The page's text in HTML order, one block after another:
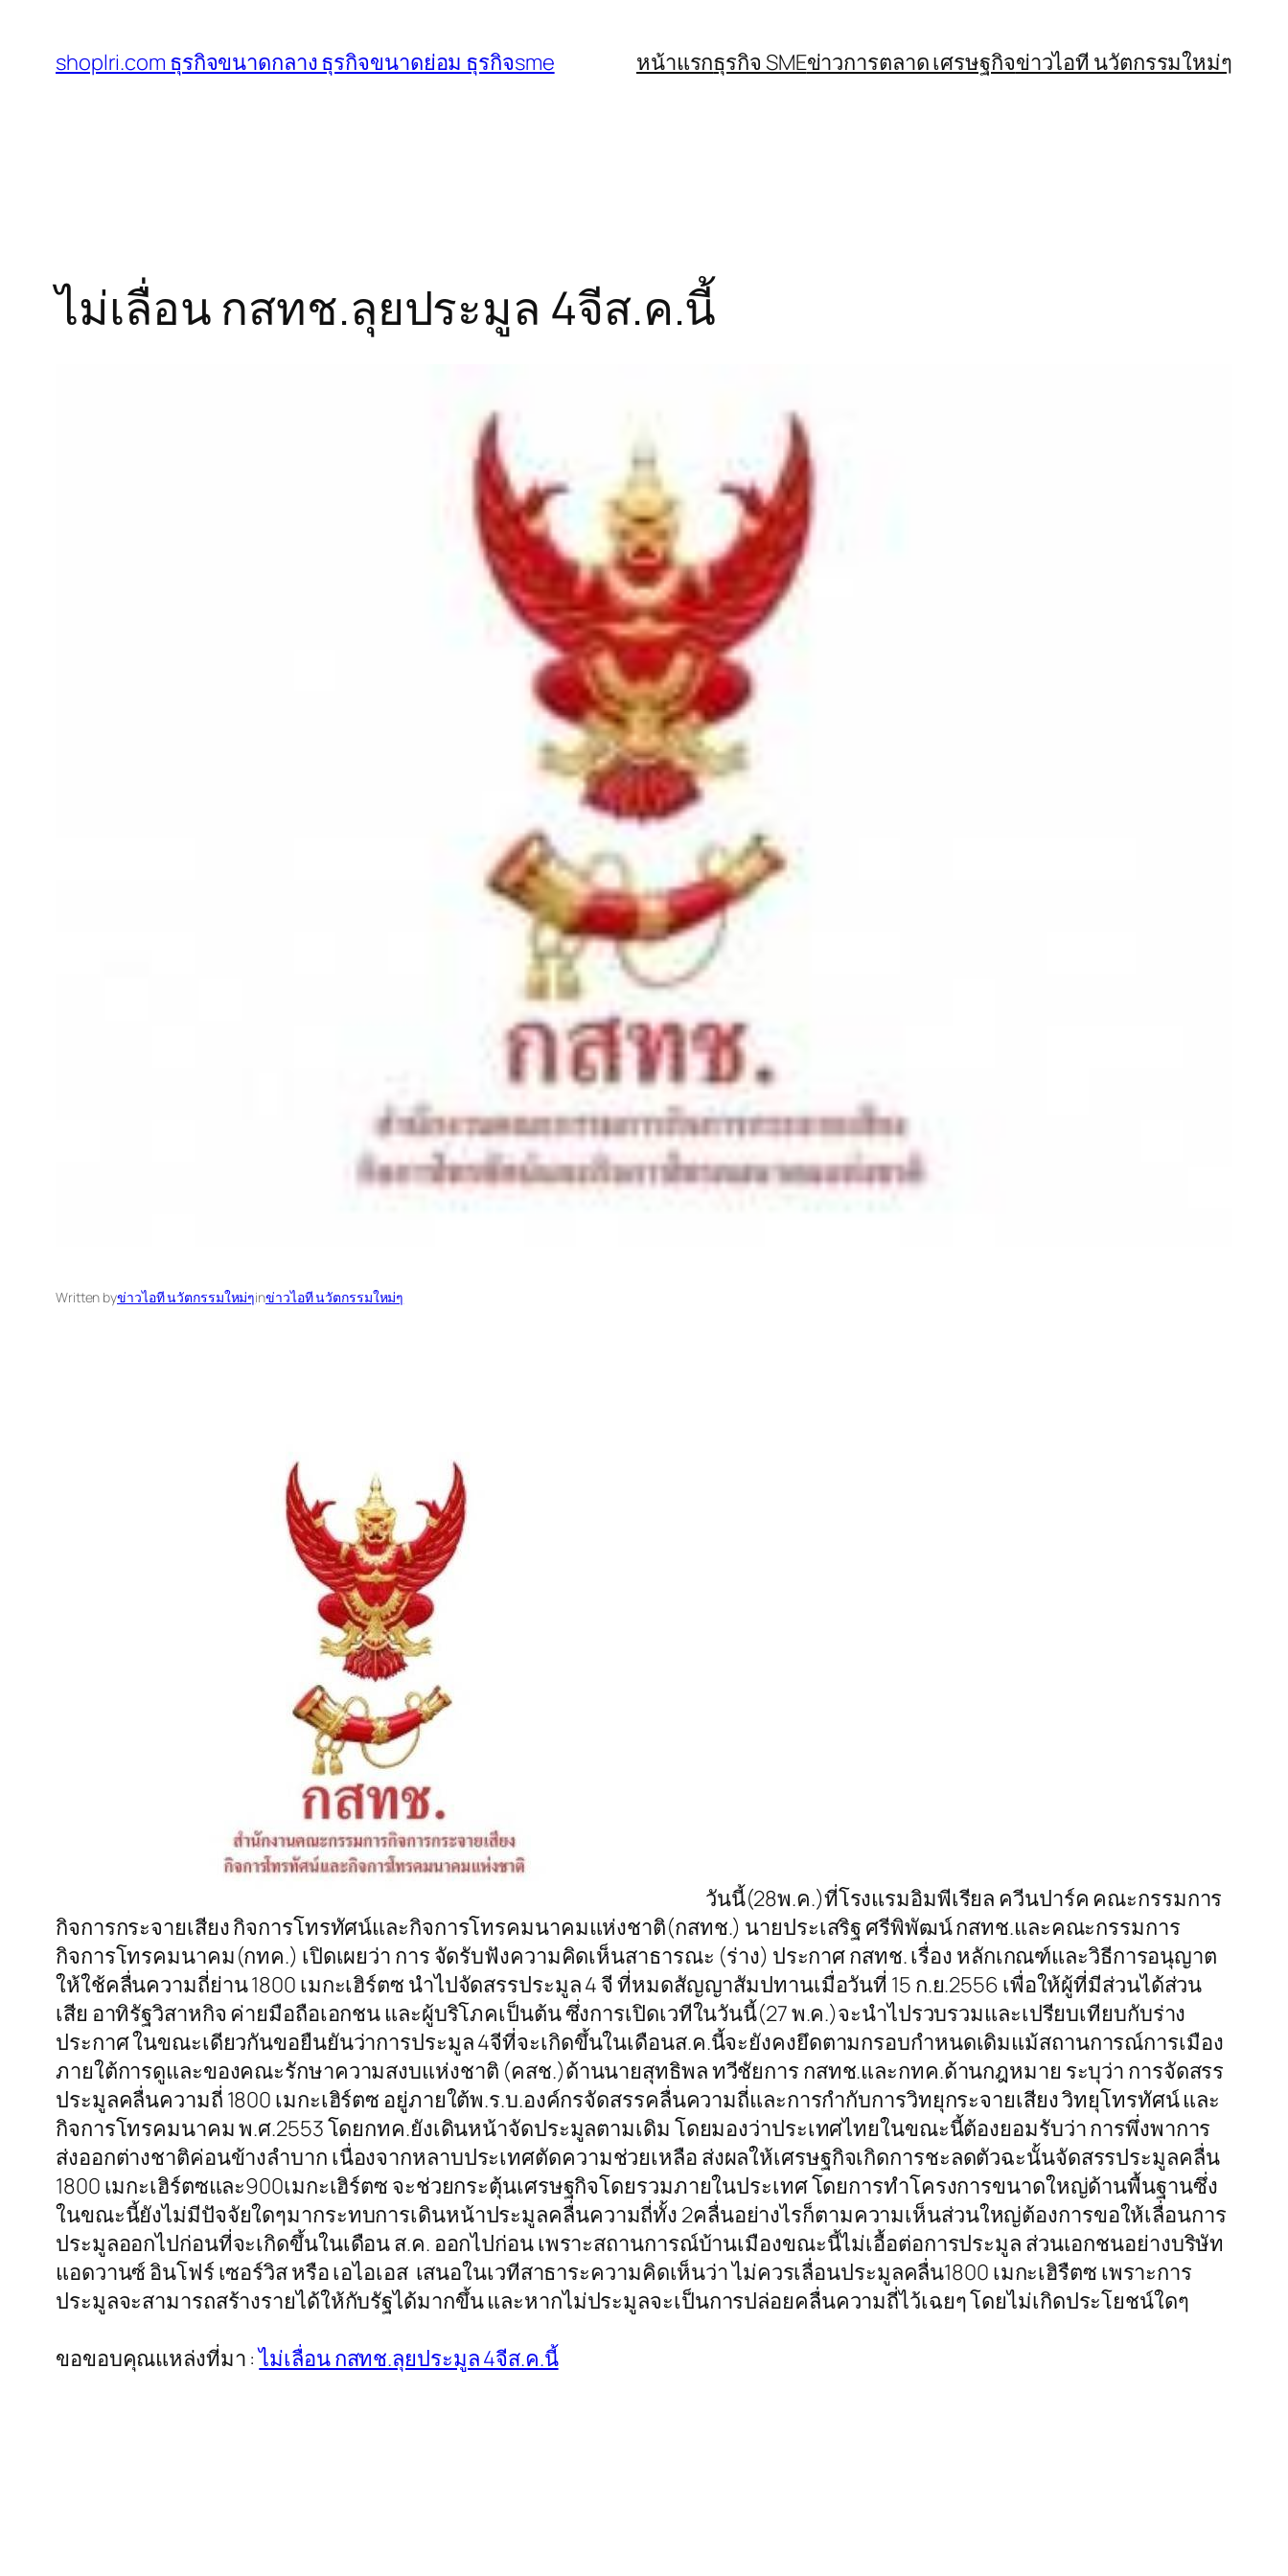
shoplri.com ธุรกิจขนาดกลาง ธุรกิจขนาดย่อม ธุรกิจsme หน้าแรกธุรกิจ SMEข่าวการตลาด เศรษฐกิจข่าวไอที นวัตกรรมใหม่ๆ
ไม่เลื่อน กสทช.ลุยประมูล 4จีส.ค.นี้
Written byข่าวไอที นวัตกรรมใหม่ๆinข่าวไอที นวัตกรรมใหม่ๆ
วันนี้(28พ.ค.)ที่โรงแรมอิมพีเรียล ควีนปาร์ค คณะกรรมการ
กิจการกระจายเสียง กิจการโทรทัศน์และกิจการโทรคมนาคมแห่งชาติ(กสทช.) นายประเสริฐ ศรีพิพัฒน์ กสทช.และคณะกรรมการ
กิจการโทรคมนาคม(กทค.) เปิดเผยว่า การ จัดรับฟังความคิดเห็นสาธารณะ (ร่าง) ประกาศ กสทช. เรื่อง หลักเกณฑ์และวิธีการอนุญาต
ให้ใช้คลื่นความถี่ย่าน 1800 เมกะเฮิร์ตซ นำไปจัดสรรประมูล 4 จี ที่หมดสัญญาสัมปทานเมื่อวันที่ 15 ก.ย.2556 เพื่อให้ผู้ที่มีส่วนได้ส่วน
เสีย อาทิรัฐวิสาหกิจ ค่ายมือถือเอกชน และผู้บริโภคเป็นต้น ซึ่งการเปิดเวทีในวันนี้(27 พ.ค.)จะนำไปรวบรวมและเปรียบเทียบกับร่าง
ประกาศ ในขณะเดียวกันขอยืนยันว่าการประมูล 4จีที่จะเกิดขึ้นในเดือนส.ค.นี้จะยังคงยึดตามกรอบกำหนดเดิมแม้สถานการณ์การเมือง
ภายใต้การดูและของคณะรักษาความสงบแห่งชาติ (คสช.)ด้านนายสุทธิพล ทวีชัยการ กสทช.และกทค.ด้านกฎหมาย ระบุว่า การจัดสรร
ประมูลคลื่นความถี่ 1800 เมกะเฮิร์ตซ อยู่ภายใต้พ.ร.บ.องค์กรจัดสรรคลื่นความถี่และการกำกับการวิทยุกระจายเสียง วิทยุโทรทัศน์ และ
กิจการโทรคมนาคม พ.ศ.2553 โดยกทค.ยังเดินหน้าจัดประมูลตามเดิม โดยมองว่าประเทศไทยในขณะนี้ต้องยอมรับว่า การพึ่งพาการ
ส่งออกต่างชาติค่อนข้างลำบาก เนื่องจากหลาบประเทศตัดความช่วยเหลือ ส่งผลให้เศรษฐกิจเกิดการชะลดตัวฉะนั้นจัดสรรประมูลคลื่น
1800 เมกะเฮิร์ตซและ900เมกะเฮิร์ตซ จะช่วยกระตุ้นเศรษฐกิจโดยรวมภายในประเทศ โดยการทำโครงการขนาดใหญ่ด้านพื้นฐานซึ่ง
ในขณะนี้ยังไม่มีปัจจัยใดๆมากระทบการเดินหน้าประมูลคลื่นความถี่ทั้ง 2คลื่นอย่างไรก็ตามความเห็นส่วนใหญ่ต้องการขอให้เลื่อนการ
ประมูลออกไปก่อนที่จะเกิดขึ้นในเดือน ส.ค. ออกไปก่อน เพราะสถานการณ์บ้านเมืองขณะนี้ไม่เอื้อต่อการประมูล ส่วนเอกชนอย่างบริษัท
แอดวานซ์ อินโฟร์ เซอร์วิส หรือ เอไอเอส เสนอในเวทีสาธาระความคิดเห็นว่า ไม่ควรเลื่อนประมูลคลื่น1800 เมกะเฮิรืตซ เพราะการ
ประมูลจะสามารถสร้างรายได้ให้กับรัฐได้มากขึ้น และหากไม่ประมูลจะเป็นการปล่อยคลื่นความถี่ไว้เฉยๆ โดยไม่เกิดประโยชน์ใดๆ
ขอขอบคุณแหล่งที่มา :ไม่เลื่อน กสทช.ลุยประมูล 4จีส.ค.นี้